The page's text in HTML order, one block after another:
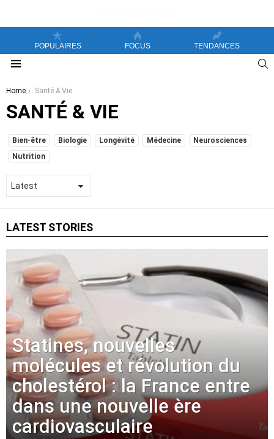
POPULAIRES FOCUS TENDANCES
You are here:
Home Santé & Vie
SANTÉ & VIE
SUBTERMS
Bien-être Biologie Longévité Médecine
Neurosciences
Nutrition
LATEST STORIES
Statines, nouvelles
molécules et révolution du
cholestérol : la France entre
dans une nouvelle ère
cardiovasculaire